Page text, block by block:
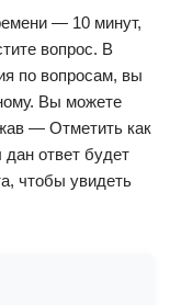
— 10 минут,
вопрос. В
по вопросам, вы
Вы можете
— Отметить как
ответ будет
чтобы увидеть